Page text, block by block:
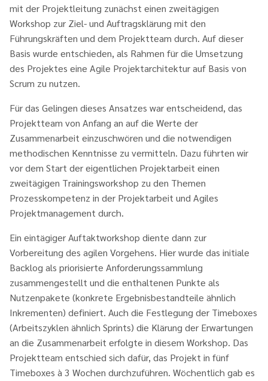
mit der Projektleitung zunächst einen zweitägigen
Workshop zur Ziel- und Auftragsklärung mit den
Führungskräften und dem Projektteam durch. Auf dieser
Basis wurde entschieden, als Rahmen für die Umsetzung
des Projektes eine Agile Projektarchitektur auf Basis von
Scrum zu nutzen.
Für das Gelingen dieses Ansatzes war entscheidend, das
Projektteam von Anfang an auf die Werte der
Zusammenarbeit einzuschwören und die notwendigen
methodischen Kenntnisse zu vermitteln. Dazu führten wir
vor dem Start der eigentlichen Projektarbeit einen
zweitägigen Trainingsworkshop zu den Themen
Prozesskompetenz in der Projektarbeit und Agiles
Projektmanagement durch.
Ein eintägiger Auftaktworkshop diente dann zur
Vorbereitung des agilen Vorgehens. Hier wurde das initiale
Backlog als priorisierte Anforderungssammlung
zusammengestellt und die enthaltenen Punkte als
Nutzenpakete (konkrete Ergebnisbestandteile ähnlich
Inkrementen) definiert. Auch die Festlegung der Timeboxes
(Arbeitszyklen ähnlich Sprints) die Klärung der Erwartungen
an die Zusammenarbeit erfolgte in diesem Workshop. Das
Projektteam entschied sich dafür, das Projekt in fünf
Timeboxes à 3 Wochen durchzuführen. Wöchentlich gab es